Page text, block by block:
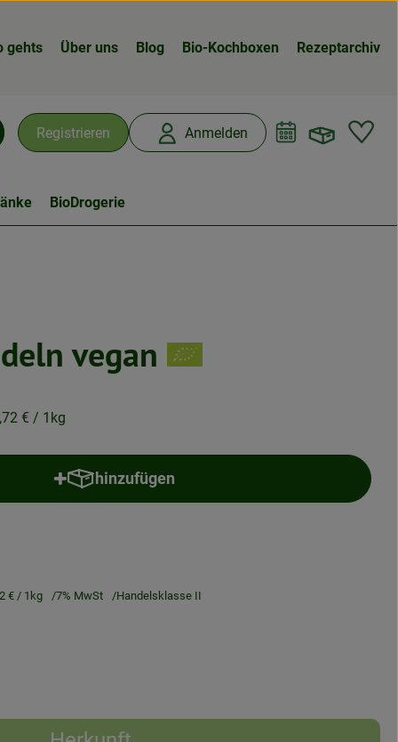
gehts Über uns Blog Bio-Kochboxen Rezeptarchiv
Registrieren Anmelden
BioDrogerie
vegan
€ / 1kg
hinzufügen
Produkt zum Warenkorb hinzufügen
€/ 1kg 7% MwSt Handelsklasse II